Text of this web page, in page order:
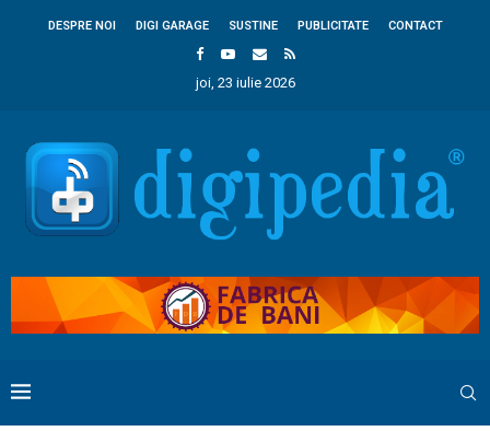
DESPRE NOI DIGI GARAGE SUSTINE PUBLICITATE CONTACT
joi, 23 iulie 2026